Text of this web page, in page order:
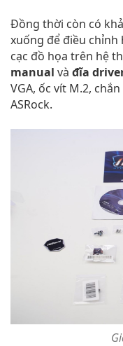
Đồng thời còn có
xuống để điều chỉnh
cạc đồ họa trên hệ
manual và đĩa
VGA, ốc vít M.2,
ASRock.